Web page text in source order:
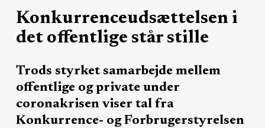
Konkurrenceudsættelsen i
det offentlige står stille
Trods styrket samarbejde mellem
offentlige og private under
coronakrisen viser tal fra
Konkurrence- og Forbrugerstyrelsen